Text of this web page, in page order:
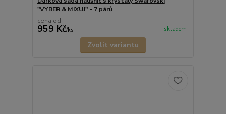
"VYBER & MIXUJ" - 7 párů
cena od
959 Kč/ks skladem
Zvolit variantu